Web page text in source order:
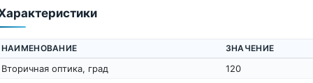
НАИМЕНОВАНИЕ ЗНАЧЕНИЕ
Вторичная оптика, град
120